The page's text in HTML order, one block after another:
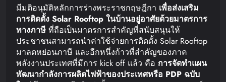
มีมติอนุมัติหลักการร่างพระราชกฤษฎีกา เพื่อส่งเสริม
การติดตั้ง Solar Rooftop ในบ้านอยู่อาศัยด้วยมาตรการ
ทางภาษี ที่ถือเป็นมาตรการสำคัญที่สนับสนุนให้
ประชาชนสามารถนำค่าใช้จ่ายการติดตั้ง Solar Rooftop
มาลดหย่อนภาษี และอีกหนึ่งก้าวที่สำคัญของภาค
พลังงานประเทศที่มีการ kick off แล้ว คือ การจัดทำแผน
พัฒนากำลังการผลิตไฟฟ้าของประเทศหรือ PDP ฉบับ